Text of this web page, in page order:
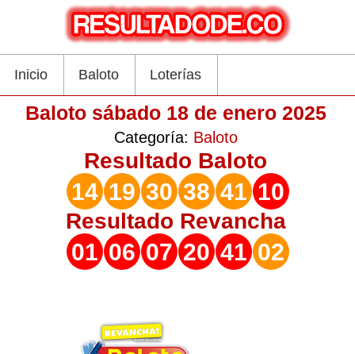
Inicio Baloto Loterías
Baloto sábado 18 de enero 2025
Categoría: Baloto
Resultado Baloto
14 19 30 38 41 10
Resultado Revancha
01 06 07 20 41 02